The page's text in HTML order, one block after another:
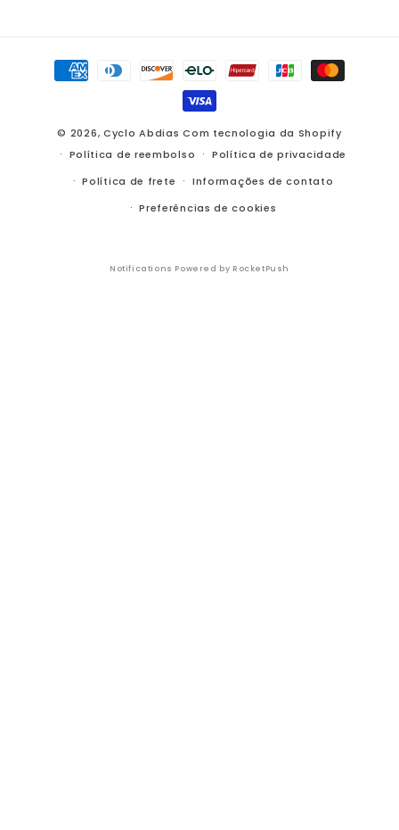
Formas
© 2026, Cyclo Abdias Com tecnologia da Shopify
Política de reembolso
Política de privacidade
Política de frete
Informações de contato
Preferências de cookies
Notifications Powered by RocketPush